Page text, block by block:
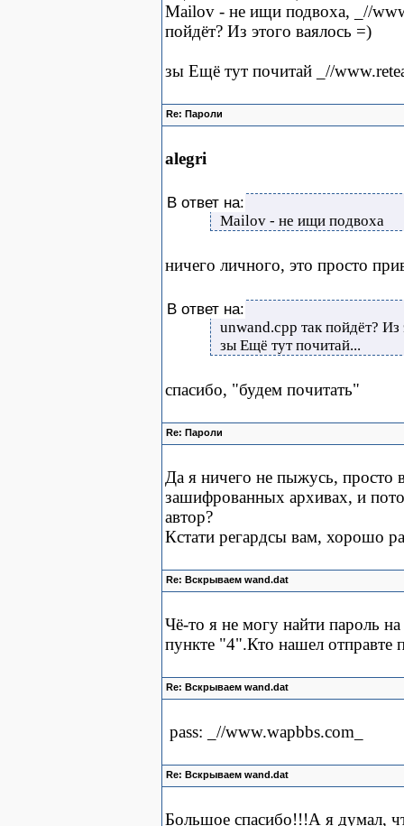
Mailov - не ищи подвоха, _//
пойдёт? Из этого ваялось =)
зы Ещё тут почитай _//
Re: Пароли
alegri
В ответ на:
Mailov - не ищи подвоха
ничего личного, это просто
В ответ на:
unwand.cpp так пойдёт? Из
зы Ещё тут почитай...
спасибо, "будем почитать"
Re: Пароли
Да я ничего не пыжусь, просто
зашифрованных архивах, и
автор?
Кстати регардсы вам, хорошо
Re: Вскрываем wand.dat
Чё-то я не могу найти пароль
пункте "4".Кто нашел отправте
Re: Вскрываем wand.dat
pass: _//www.wapbbs.com_
Re: Вскрываем wand.dat
Большое спасибо!!!А я думал,